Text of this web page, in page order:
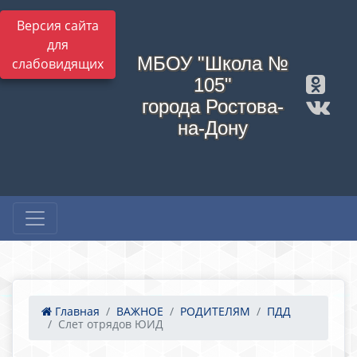
Версия сайта
для
слабовидящих
МБОУ "Школа №
105"
города Ростова-
на-Дону
Главная ВАЖНОЕ РОДИТЕЛЯМ
ПДД
Слет отрядов ЮИД